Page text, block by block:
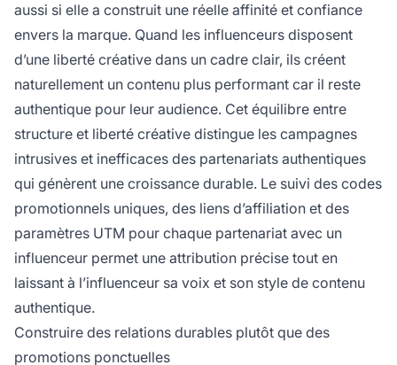
aussi si elle a construit une réelle affinité et confiance
envers la marque. Quand les influenceurs disposent
d’une liberté créative dans un cadre clair, ils créent
naturellement un contenu plus performant car il reste
authentique pour leur audience. Cet équilibre entre
structure et liberté créative distingue les campagnes
intrusives et inefficaces des partenariats authentiques
qui génèrent une croissance durable. Le suivi des codes
promotionnels uniques, des liens d’affiliation et des
paramètres UTM pour chaque partenariat avec un
influenceur permet une attribution précise tout en
laissant à l’influenceur sa voix et son style de contenu
authentique.
Construire des relations durables plutôt que des
promotions ponctuelles